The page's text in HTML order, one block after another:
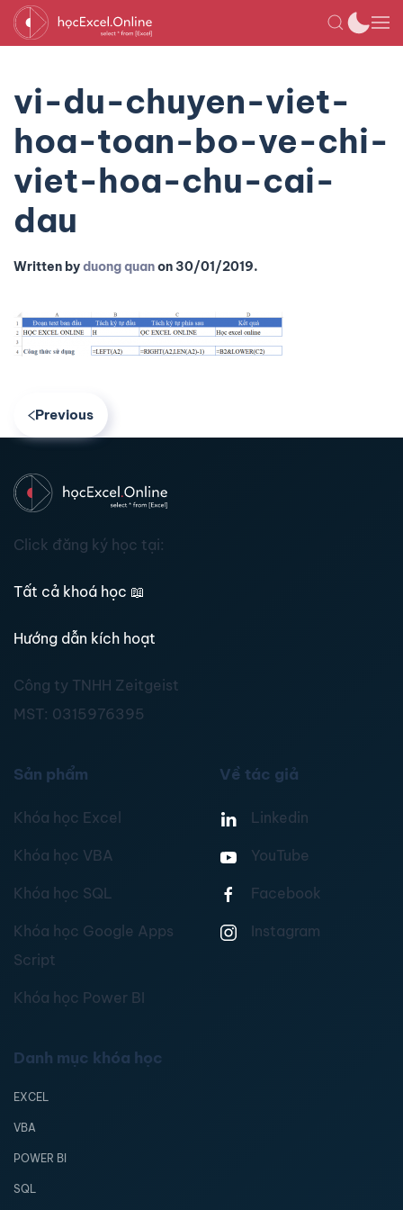
vi-du-chuyen-viet-
hoa-toan-bo-ve-chi-
viet-hoa-chu-cai-
dau
Written byduong quanon 30/01/2019.
Previous
Click đăng ký học tại:
Tất cả khoá học 📖
Hướng dẫn kích hoạt
Công ty TNHH Zeitgeist
MST: 0315976395
Sản phẩm
Khóa học Excel
Khóa học VBA
Khóa học SQL
Khóa học Google Apps
Script
Khóa học Power BI
Về tác giả
Linkedin
YouTube
Facebook
Instagram
Danh mục khóa học
EXCEL
VBA
POWER BI
SQL